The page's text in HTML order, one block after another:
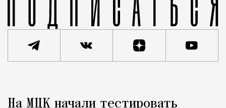
Город
На МЦК начали тестировать